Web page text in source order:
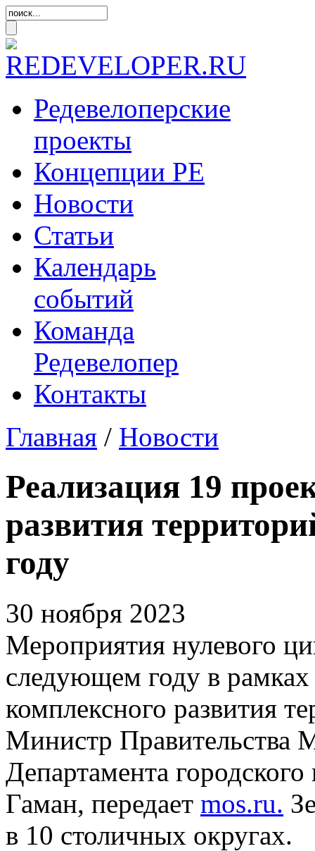
Редевелоперские
проекты
Концепции РЕ
Новости
Статьи
Календарь
событий
Команда
Редевелопер
Контакты
Главная / Новости
Реализация 19
развития
году
30 ноября 2023
Мероприятия нулевого
следующем году в рамках
комплексного развития
Министр Правительства
Департамента
Гаман, передает mos.ru.
в 10 столичных округах.